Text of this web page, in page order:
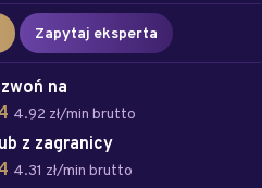
Zapytaj eksperta
na
4.92 zł/min brutto
z zagranicy
4.31 zł/min brutto